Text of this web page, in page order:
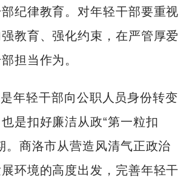
纪律教育。对年轻干部要重视
教育、强化约束，在严管厚爱
担当作为。
年轻干部向公职人员身份转变
是扣好廉洁从政“第一粒扣
。商洛市从营造风清气正政治
环境的高度出发，完善年轻干